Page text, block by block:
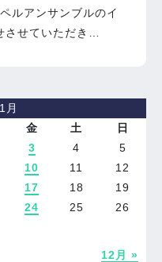
ルアンサンブルのイ
させていただき…
月
金 土 日
12月 »
3 4
5
10 11
12
17 18
19
24 25
26